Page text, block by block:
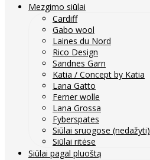
Mezgimo siūlai
Cardiff
Gabo wool
Laines du Nord
Rico Design
Sandnes Garn
Katia / Concept by Katia
Lana Gatto
Ferner wolle
Lana Grossa
Fyberspates
Siūlai sruogose (nedažyti)
Siūlai ritėse
Siūlai pagal pluoštą